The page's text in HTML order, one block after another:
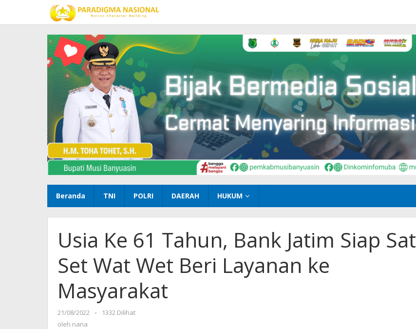
konten
Beranda TNI POLRI DAERAH HUKUM
Usia Ke 61 Tahun, Bank Jatim Siap Sat
Set Wat Wet Beri Layanan ke
Masyarakat
21/08/2022
oleh
-
1332 Dilihat
oleh nana